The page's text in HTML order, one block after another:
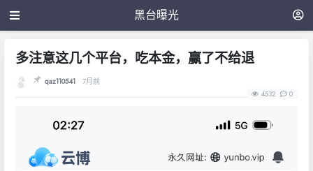
黑台曝光
多注意这几个平台，吃本金，赢了不给退
qaz110541
7月前
4532
0